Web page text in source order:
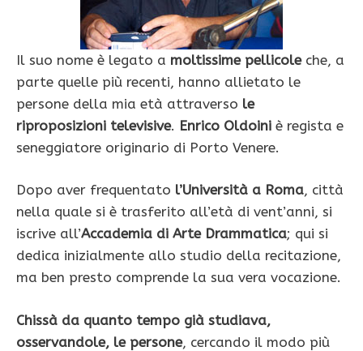
Il suo nome è legato a moltissime pellicoleche, a
parte quelle più recenti, hanno allietato le
persone della mia età attraverso le
riproposizioni televisive. Enrico Oldoini è regista e
seneggiatore originario di Porto Venere.
Dopo aver frequentato l’Università a Roma, città
nella quale si è trasferito all’età di vent’anni, si
iscrive all’Accademia di Arte Drammatica; qui si
dedica inizialmente allo studio della recitazione,
ma ben presto comprende la sua vera vocazione.
Chissà da quanto tempo già studiava,
osservandole, le persone, cercando il modo più